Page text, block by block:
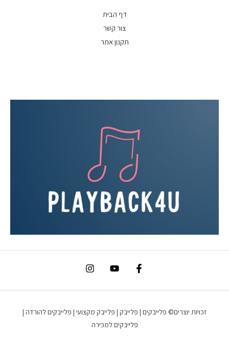
דף הבית
צור קשר
תקנון אתר
זכויות יוצרים© פלייבקים | פלייבק | פלייבק מקצועי | פלייבקים להורדה |
פלייבקים למכירה